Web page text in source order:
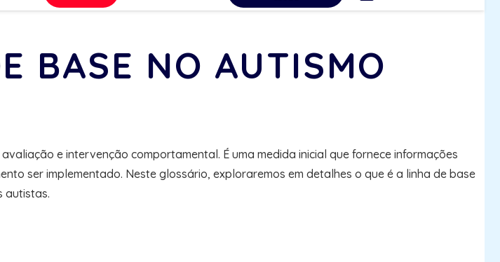
BASE NO AUTISMO
e intervenção comportamental. É uma medida inicial que fornece informações
ser implementado. Neste glossário, exploraremos em detalhes o que é a linha de base
autistas.